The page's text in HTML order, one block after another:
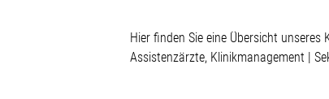
Hier finden Sie eine Übersicht
Assistenzärzte, Klinikmanagement |